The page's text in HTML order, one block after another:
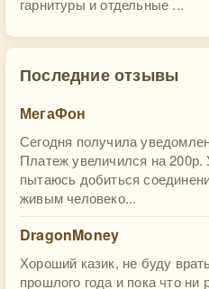
гарнитуры и отдельные ...
Последние отзывы
МегаФон
Сегодня получила
Платеж увеличился на 200р.
пытаюсь добиться
живым человеко...
DragonMoney
Хороший казик, не буду
прошлого года и пока что ни